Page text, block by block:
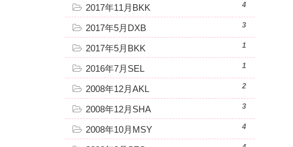
2017年11月BKK 4
2017年5月DXB 3
2017年5月BKK 1
2016年7月SEL 1
2008年12月AKL 2
2008年12月SHA 3
2008年10月MSY 4